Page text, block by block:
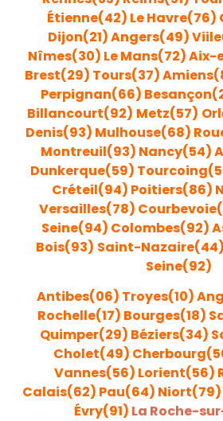
Étienne(42) Le Havre(76)
Dijon(21)Angers(49)
Nîmes(30) Le Mans(72)Aix-
Brest(29) Tours(37)
Perpignan(66)
Billancourt(92) Metz(57)
Denis(93) Mulhouse(68)
Montreuil(93) Nancy(54)
Dunkerque(59)
Créteil(94) Poitiers(86)
Versailles(78)
Seine(94) Colombes(92)
Bois(93) Saint-Nazaire(44)
Seine(92)
Antibes(06) Troyes(10)
Rochelle(17) Bourges(18)
Quimper(29) Béziers(34)
Cholet(49)
Vannes(56) Lorient(56)
Calais(62) Pau(64) Niort(79)
Évry(91) La Roche-